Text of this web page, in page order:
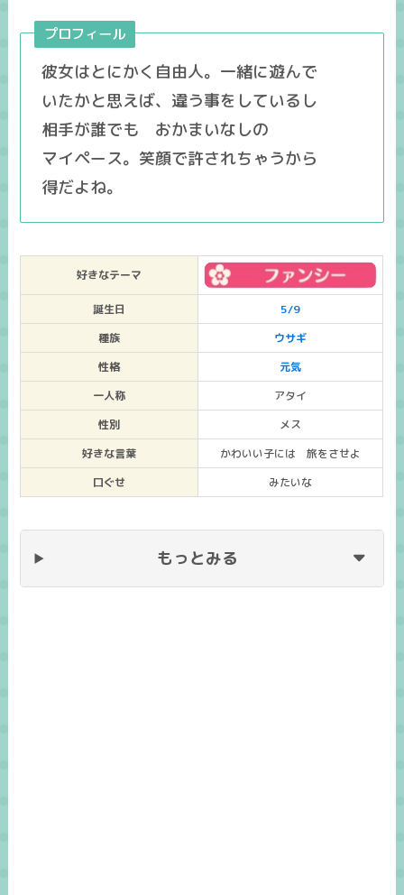
プロフィール
彼女はとにかく自由人。一緒に遊んで
いたかと思えば、違う事をしているし
相手が誰でも おかまいなしの
マイペース。笑顔で許されちゃうから
得だよね。
好きなテーマ
誕生日
5/9
種族
ウサギ
性格
元気
一人称
アタイ
性別
メス
好きな言葉
かわいい子には 旅をさせよ
口ぐせ
みたいな
もっとみる